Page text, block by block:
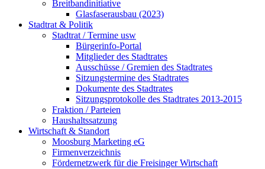
Breitbandinitiative
Glasfaserausbau (2023)
Stadtrat & Politik
Stadtrat / Termine usw
Bürgerinfo-Portal
Mitglieder des Stadtrates
Ausschüsse / Gremien des Stadtrates
Sitzungstermine des Stadtrates
Dokumente des Stadtrates
Sitzungsprotokolle des Stadtrates 2013-2015
Fraktion / Parteien
Haushaltssatzung
Wirtschaft & Standort
Moosburg Marketing eG
Firmenverzeichnis
Fördernetzwerk für die Freisinger Wirtschaft